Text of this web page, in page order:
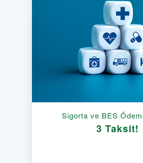
Sigorta ve BES
3 Taksit!